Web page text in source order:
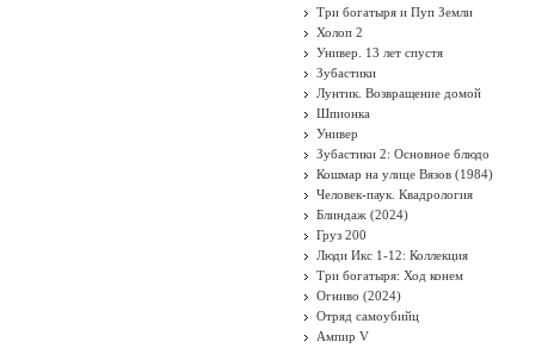
Три богатыря и Пуп Земли
Холоп 2
Универ. 13 лет спустя
Зубастики
Лунтик. Возвращение домой
Шпионка
Универ
Зубастики 2: Основное блюдо
Кошмар на улице Вязов (1984)
Человек-паук. Квадрология
Блиндаж (2024)
Груз 200
Люди Икс 1-12: Коллекция
Три богатыря: Ход конем
Огниво (2024)
Отряд самоубийц
Ампир V